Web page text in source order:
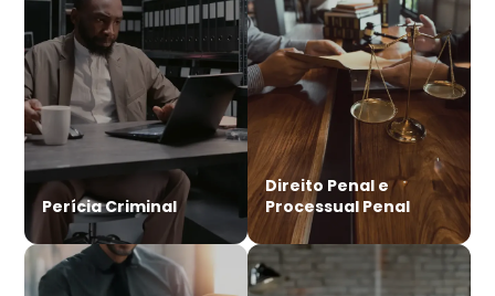
Perícia Criminal
Direito Penal e
Processual Penal